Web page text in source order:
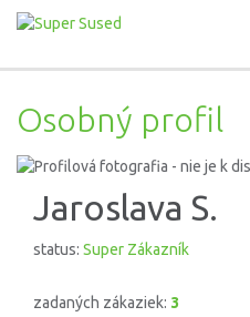
Osobný profil
Jaroslava S.
status: Super Zákazník
zadaných zákaziek: 3